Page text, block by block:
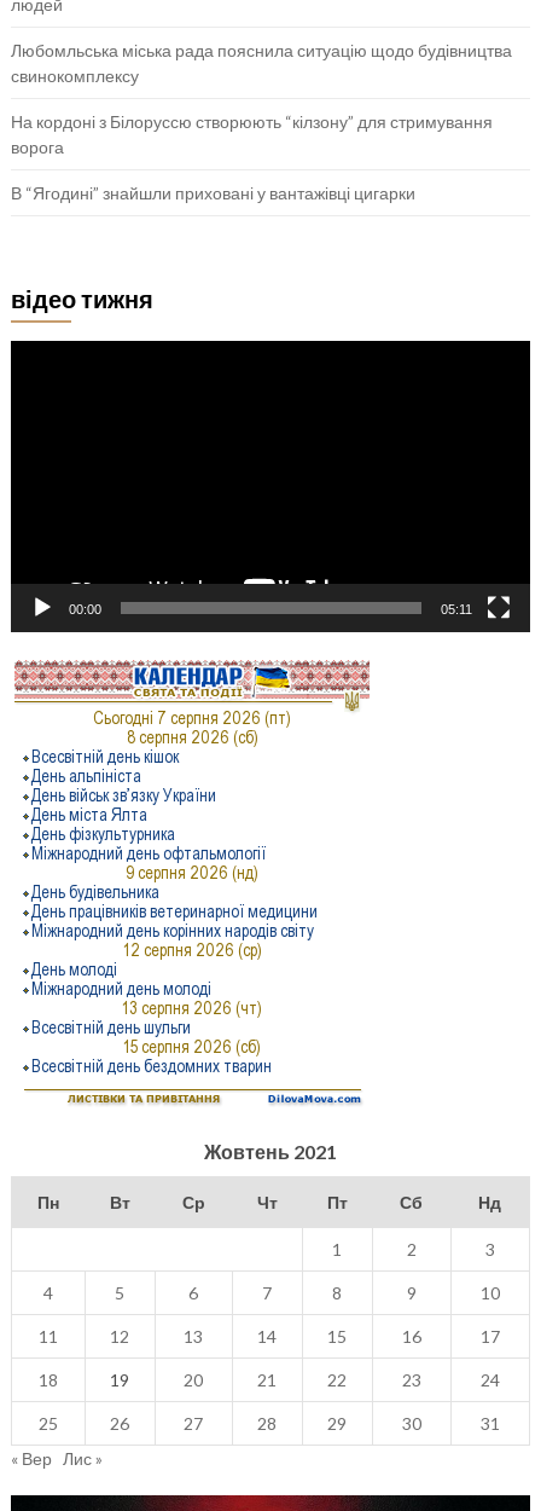
Любомльська міська рада пояснила ситуацію щодо будівництва
свинокомплексу
На кордоні з Білоруссю створюють “кілзону” для стримування
ворога
В “Ягодині” знайшли приховані у вантажівці цигарки
відео тижня
00:00 05:11
Жовтень 2021
Пн Вт Ср Чт Пт Сб Нд
1 2 3
4 5 6 7 8 9 10
11 12 13 14 15 16 17
18 19 20 21 22 23 24
25 26 27 28 29 30
31
« Вер Лис »